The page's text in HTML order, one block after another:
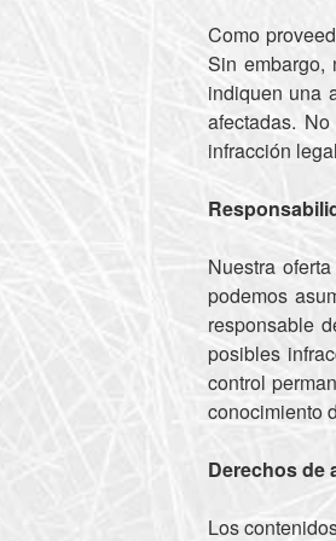
Como
Sin embargo,
indiquen una
afectadas.
infracción
Nuestra
podemos
responsable
posibles
control
conocimiento
Derechos de
Los